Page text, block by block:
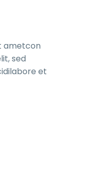
ametcon
sed
et